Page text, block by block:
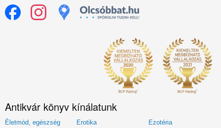
Antikvár könyv kínálatunk
Életmód, egészség Erotika
Ezotéria